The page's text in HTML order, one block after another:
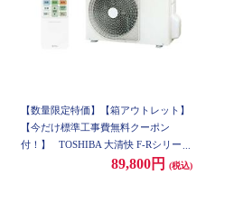
【数量限定特価】【箱アウトレット】
【今だけ標準工事費無料クーポン
付！】
TOSHIBA 大清快 F-Rシリーズ
5.6kW 200V 主に18畳 ★大型配送対象
89,800円 (税込)